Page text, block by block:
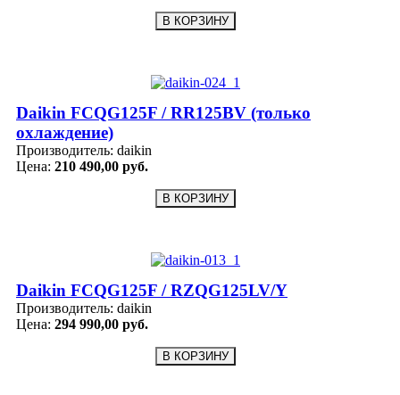
Daikin FCQG125F / RR125BV (только
охлаждение)
Производитель: daikin
Цена: 210 490,00 руб.
Daikin FCQG125F / RZQG125LV/Y
Производитель: daikin
Цена: 294 990,00 руб.